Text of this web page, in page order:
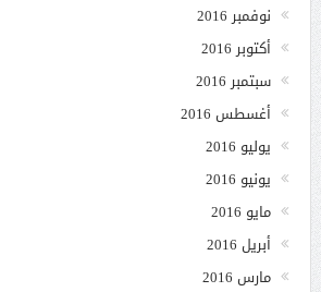
نوفمبر 2016
أكتوبر 2016
سبتمبر 2016
أغسطس 2016
يوليو 2016
يونيو 2016
مايو 2016
أبريل 2016
مارس 2016